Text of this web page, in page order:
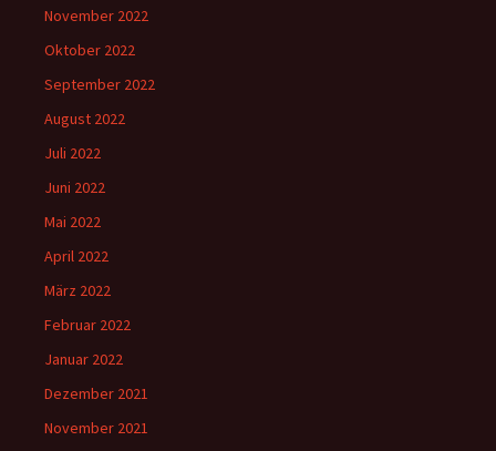
November 2022
Oktober 2022
September 2022
August 2022
Juli 2022
Juni 2022
Mai 2022
April 2022
März 2022
Februar 2022
Januar 2022
Dezember 2021
November 2021